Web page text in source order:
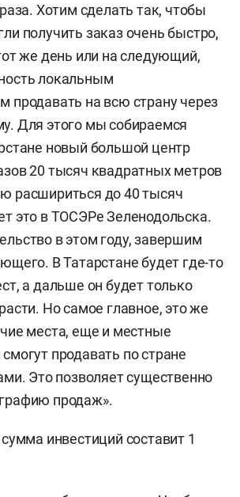
Хотим сделать так, чтобы
получить заказ очень быстро,
же день или на следующий,
локальным
продавать на всю страну через
Для этого мы собираемся
новый большой центр
20 тысяч квадратных метров
расшириться до 40 тысяч
это в ТОСЭРе Зеленодольска.
в этом году, завершим
В Татарстане будет где-то
а дальше он будет только
Но самое главное, это же
места, еще и местные
продавать по стране
Это позволяет существенно
продаж».
инвестиций составит 1